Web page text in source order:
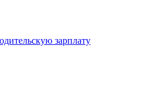
зарплату